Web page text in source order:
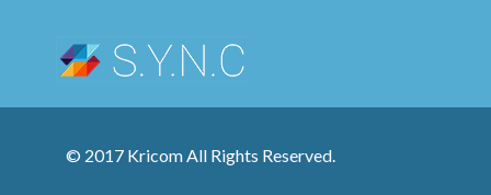
© 2017 Kricom All Rights Reserved.